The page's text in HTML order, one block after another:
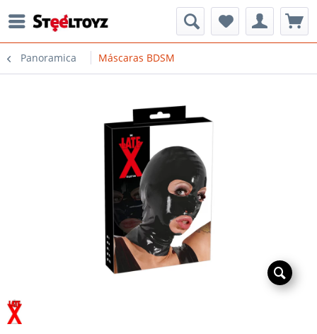
Panoramica Máscaras BDSM